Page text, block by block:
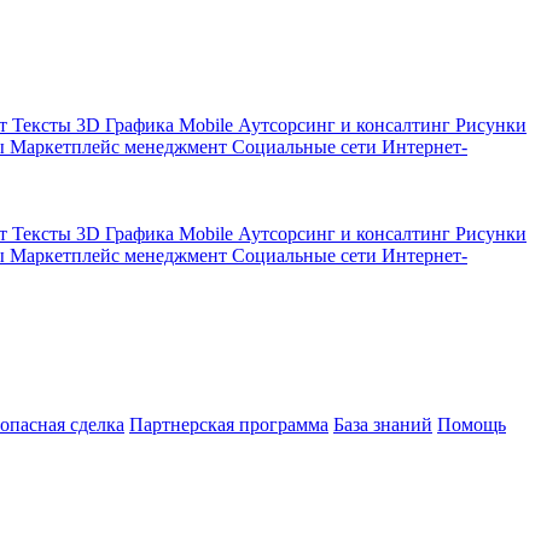
Тексты 3D Графика Mobile Аутсорсинг и консалтинг Рисунки
Маркетплейс менеджмент Социальные сети Интернет-
Тексты 3D Графика Mobile Аутсорсинг и консалтинг Рисунки
Маркетплейс менеджмент Социальные сети Интернет-
сделка Партнерская программа База знаний Помощь